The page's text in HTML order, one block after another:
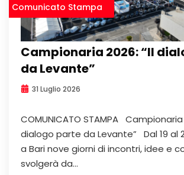
Comunicato Stampa
Campionaria 2026: “Il
da Levante”
31 Luglio 2026
COMUNICATO STAMPA Campionaria
dialogo parte da Levante” Dal 19 al
a Bari nove giorni di incontri, idee e
svolgerà da...